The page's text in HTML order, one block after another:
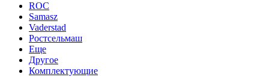
ROC
Samasz
Vaderstad
Ростсельмаш
Еще
Другое
Комплектующие